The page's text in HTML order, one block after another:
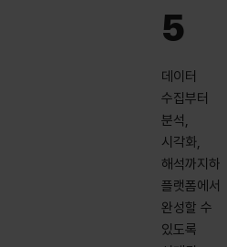
5
데이터
수집부터
분석,
시각화,
해석까지하
플랫폼에서
완성할 수
있도록